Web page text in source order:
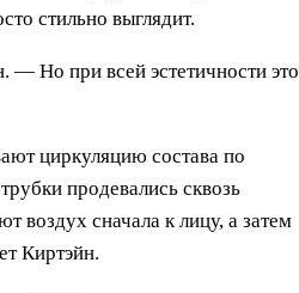
стильно выглядит.
— Но при всей эстетичности это
циркуляцию состава по
продевались сквозь
сначала к лицу, а затем
Киртэйн.